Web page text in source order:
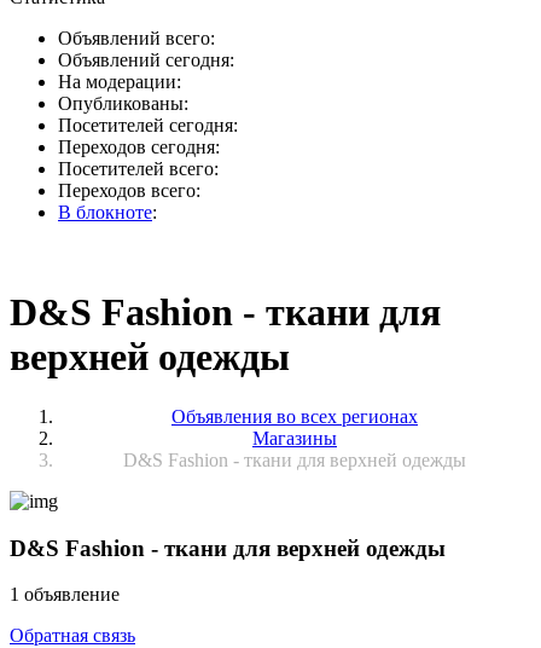
Объявлений всего:
Объявлений сегодня:
На модерации:
Опубликованы:
Посетителей сегодня:
Переходов сегодня:
Посетителей всего:
Переходов всего:
В блокноте:
D&S Fashion - ткани для
верхней одежды
Объявления во всех регионах
Магазины
D&S Fashion - ткани для верхней одежды
D&S Fashion - ткани для верхней одежды
1 объявление
Обратная связь